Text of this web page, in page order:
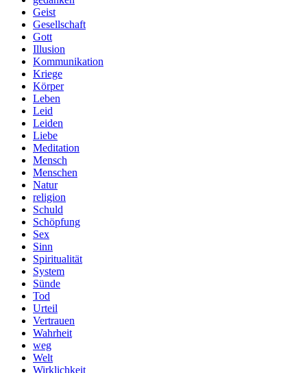
Geist
Gesellschaft
Gott
Illusion
Kommunikation
Kriege
Körper
Leben
Leid
Leiden
Liebe
Meditation
Mensch
Menschen
Natur
religion
Schuld
Schöpfung
Sex
Sinn
Spiritualität
System
Sünde
Tod
Urteil
Vertrauen
Wahrheit
weg
Welt
Wirklichkeit